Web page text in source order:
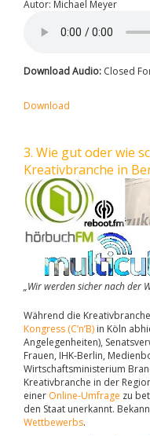
Autor: Michael Meyer
Download Audio: Closed
Download
3. Wie gut oder wie
Kreativbranche in
„Wir werden sicher nach der
Während die
Kongress (C’n’B) in Köln
Angelegenheiten),
Frauen, IHK-Berlin,
Wirtschaftsministerium
Kreativbranche in der
einer Online-Umfrage zu
den Staat unerkannt.
Wettbewerbs.